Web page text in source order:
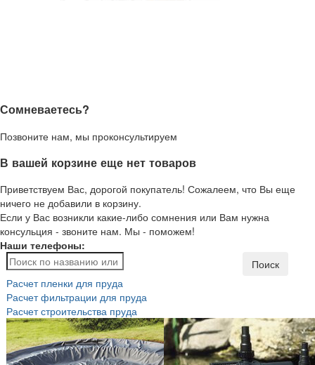
Сомневаетесь?
Позвоните нам, мы проконсультируем
В вашей корзине еще нет товаров
Приветствуем Вас, дорогой покупатель! Сожалеем, что Вы еще
ничего не добавили в корзину.
Если у Вас возникли какие-либо сомнения или Вам нужна
консульция - звоните нам. Мы - поможем!
Наши телефоны:
Поиск
Расчет пленки для пруда
Расчет фильтрации для пруда
Расчет строительства пруда